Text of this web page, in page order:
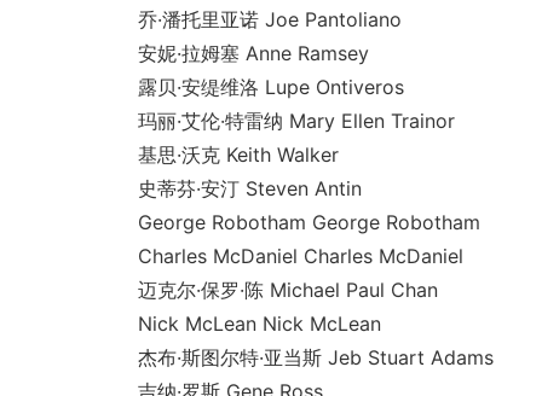
乔·潘托里亚诺 Joe Pantoliano
安妮·拉姆塞 Anne Ramsey
露贝·安缇维洛 Lupe Ontiveros
玛丽·艾伦·特雷纳 Mary Ellen Trainor
基思·沃克 Keith Walker
史蒂芬·安汀 Steven Antin
George Robotham George Robotham
Charles McDaniel Charles McDaniel
迈克尔·保罗·陈 Michael Paul Chan
Nick McLean Nick McLean
杰布·斯图尔特·亚当斯 Jeb Stuart Adams